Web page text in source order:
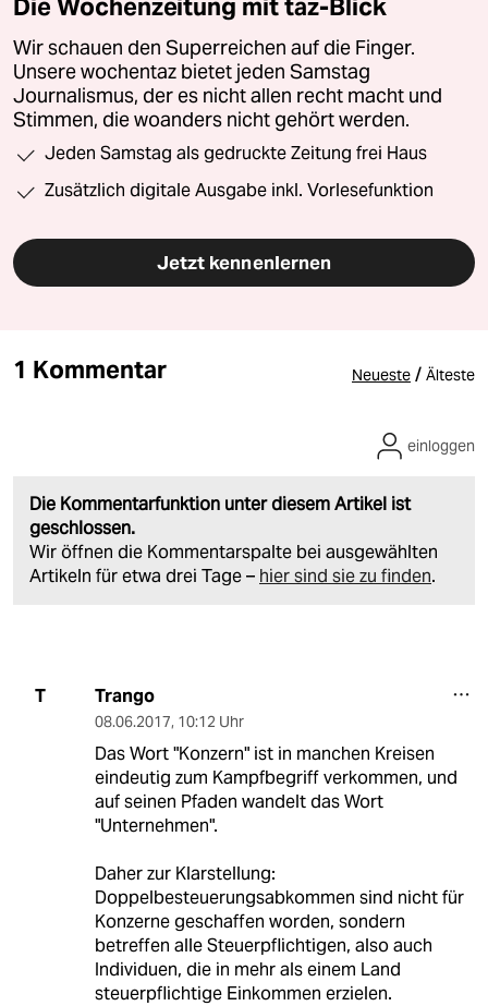
Die Wochenzeitung mit taz-Blick
Wir schauen den Superreichen auf die Finger.
Unsere wochentaz bietet jeden Samstag
Journalismus, der es nicht allen recht macht und
Stimmen, die woanders nicht gehört werden.
Jeden Samstag als gedruckte Zeitung frei Haus
Zusätzlich digitale Ausgabe inkl. Vorlesefunktion
Jetzt kennenlernen
1 Kommentar Neueste / Älteste
Die Kommentarfunktion unter diesem Artikel ist
geschlossen.
Wir öffnen die Kommentarspalte bei ausgewählten
Artikeln für etwa drei Tage – hier sind sie zu finden.
einloggen
T Trango
08.06.2017, 10:12 Uhr
Das Wort "Konzern" ist in manchen Kreisen
eindeutig zum Kampfbegriff verkommen, und
auf seinen Pfaden wandelt das Wort
"Unternehmen".
Daher zur Klarstellung:
Doppelbesteuerungsabkommen sind nicht für
Konzerne geschaffen worden, sondern
betreffen alle Steuerpflichtigen, also auch
Individuen, die in mehr als einem Land
steuerpflichtige Einkommen erzielen.